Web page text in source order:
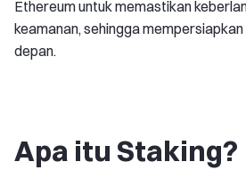
Ethereum untuk memastikan
keamanan, sehingga
depan.
Apa itu Staking?